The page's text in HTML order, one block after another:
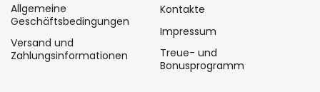
Allgemeine
Geschäftsbedingungen
Versand und
Zahlungsinformationen
Kontakte
Impressum
Treue- und
Bonusprogramm